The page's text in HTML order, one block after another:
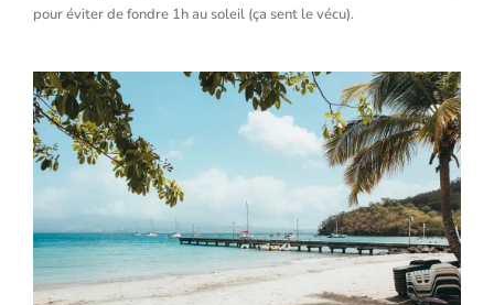
pour éviter de fondre 1h au soleil (ça sent le vécu).